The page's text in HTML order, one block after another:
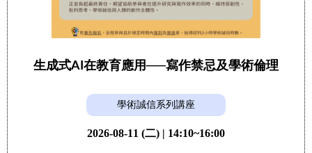
生成式AI在教育應用──寫作禁忌及學術倫理
學術誠信系列講座
2026-08-11 (二) | 14:10~16:00